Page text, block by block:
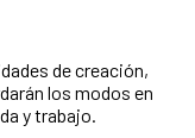
de creación,
los modos en
y trabajo.